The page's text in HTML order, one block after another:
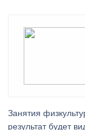
Занятия
результат будет